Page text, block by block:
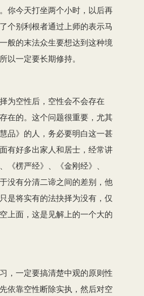
你今天打坐两个小时，以后再
个别利根者通过上师的表示马
般的末法众生要想达到这种境
以一定要长期修持。
为空性后，空性会不会存在
在的。这个问题很重要，尤其
品》的人，务必要明白这一甚
有好多出家人和居士，经常讲
《楞严经》、《金刚经》、
没有分清二谛之间的差别，他
是将实有的法抉择为没有，仅
上面，这是见解上的一个大的
，一定要搞清楚中观的原则性
依靠空性断除实执，然后对空